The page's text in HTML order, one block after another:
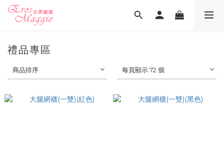
禮品專區
商品排序 每頁顯示 72 個